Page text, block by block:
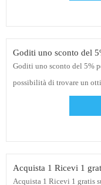
Goditi uno sconto del
Goditi uno sconto del 5%
possibilità di trovare un
Acquista 1 Ricevi 1
Acquista 1 Ricevi 1 gratis